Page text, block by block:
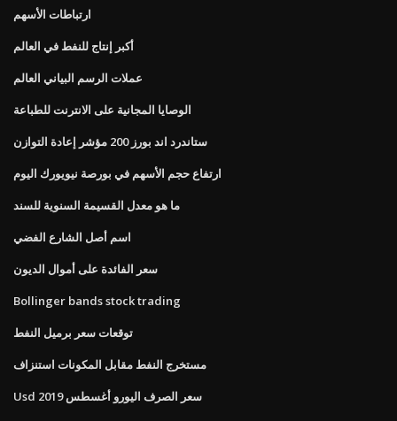
ارتباطات الأسهم
أكبر إنتاج للنفط في العالم
عملات الرسم البياني العالم
الوصايا المجانية على الانترنت للطباعة
ستاندرد اند بورز 200 مؤشر إعادة التوازن
ارتفاع حجم الأسهم في بورصة نيويورك اليوم
ما هو معدل القسيمة السنوية للسند
اسم أصل الشارع الفضي
سعر الفائدة على أموال الديون
Bollinger bands stock trading
توقعات سعر برميل النفط
مستخرج النفط مقابل المكونات استنزاف
Usd سعر الصرف اليورو أغسطس 2019